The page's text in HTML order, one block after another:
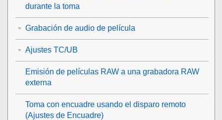
durante la toma
Grabación de audio de película
Ajustes TC/UB
Emisión de películas RAW a una grabadora RAW
externa
Toma con encuadre usando el disparo remoto
(Ajustes de Encuadre)